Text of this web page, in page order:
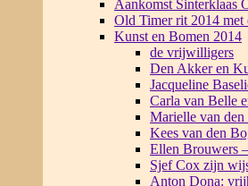
Aankomst Sinterklaas
Old Timer rit 2014 met
Kunst en Bomen 2014
de vrijwilligers
Den Akker en
Jacqueline
Carla van Belle
Marielle van den
Kees van den
Ellen Brouwers
Sjef Cox zijn
Anton Dona: